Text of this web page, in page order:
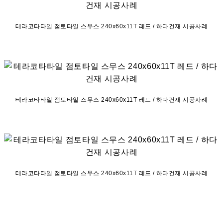
테라코타타일 점토타일 스무스 240x60x11T 레드 / 하다건재 시공사례
테라코타타일 점토타일 스무스 240x60x11T 레드 / 하다건재 시공사례
테라코타타일 점토타일 스무스 240x60x11T 레드 / 하다건재 시공사례